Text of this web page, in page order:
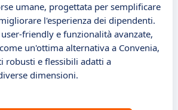
umane, progettata per semplificare
l'esperienza dei dipendenti.
friendly e funzionalità avanzate,
un'ottima alternativa a Convenia,
robusti e flessibili adatti a
dimensioni.